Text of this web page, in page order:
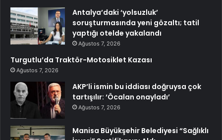
Antalya’daki ‘yolsuzluk’
soruşturmasında yeni gözaltı; tatil
yaptığı otelde yakalandı
Ağustos 7, 2026
Turgutlu’da Traktör-Motosiklet Kazası
Ağustos 7, 2026
AKP’li ismin bu iddiası doğruysa çok
tartışılır: ‘Öcalan onayladı’
Ağustos 7, 2026
Manisa Büyükşehir Belediyesi “Sağlıklı